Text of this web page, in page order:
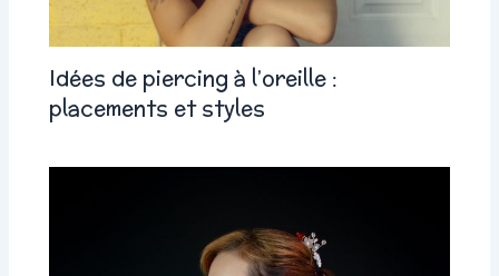
Idées de piercing à l’oreille :
placements et styles